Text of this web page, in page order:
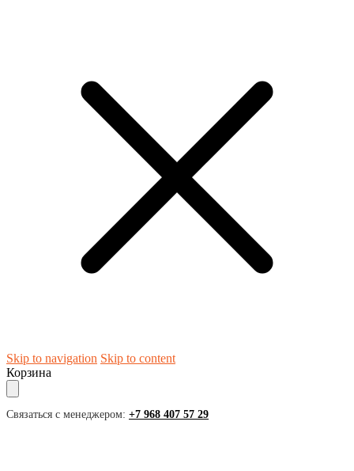
Skip to navigation Skip to content
Корзина
Связаться с менеджером: +7 968 407 57 29